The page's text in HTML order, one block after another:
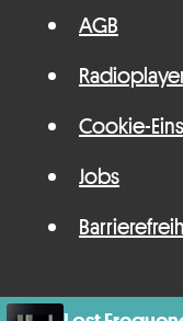
AGB
Cookie-
Jobs